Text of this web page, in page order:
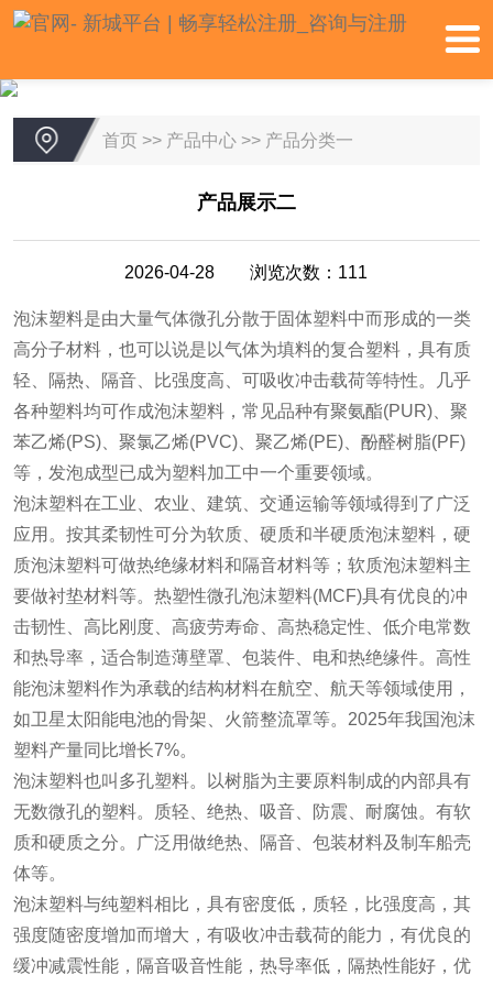
首页>> 产品中心>> 产品分类一
产品展示二
2026-04-28 浏览次数：111
泡沫塑料是由大量气体微孔分散于固体塑料中而形成的一类
高分子材料，也可以说是以气体为填料的复合塑料，具有质
轻、隔热、隔音、比强度高、可吸收冲击载荷等特性。几乎
各种塑料均可作成泡沫塑料，常见品种有聚氨酯(PUR)、聚
苯乙烯(PS)、聚氯乙烯(PVC)、聚乙烯(PE)、酚醛树脂(PF)
等，发泡成型已成为塑料加工中一个重要领域。
泡沫塑料在工业、农业、建筑、交通运输等领域得到了广泛
应用。按其柔韧性可分为软质、硬质和半硬质泡沫塑料，硬
质泡沫塑料可做热绝缘材料和隔音材料等；软质泡沫塑料主
要做衬垫材料等。热塑性微孔泡沫塑料(MCF)具有优良的冲
击韧性、高比刚度、高疲劳寿命、高热稳定性、低介电常数
和热导率，适合制造薄壁罩、包装件、电和热绝缘件。高性
能泡沫塑料作为承载的结构材料在航空、航天等领域使用，
如卫星太阳能电池的骨架、火箭整流罩等。2025年我国泡沫
塑料产量同比增长7%。
泡沫塑料也叫多孔塑料。以树脂为主要原料制成的内部具有
无数微孔的塑料。质轻、绝热、吸音、防震、耐腐蚀。有软
质和硬质之分。广泛用做绝热、隔音、包装材料及制车船壳
体等。
泡沫塑料与纯塑料相比，具有密度低，质轻，比强度高，其
强度随密度增加而增大，有吸收冲击载荷的能力，有优良的
缓冲减震性能，隔音吸音性能，热导率低，隔热性能好，优